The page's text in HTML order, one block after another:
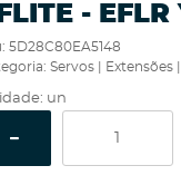
-
5D28C80EA5148
Servos | Extensões
un